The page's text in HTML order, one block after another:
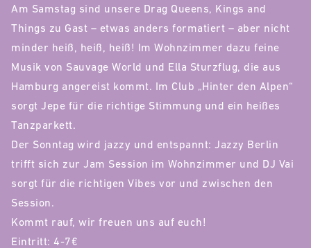
Am Samstag sind unsere Drag Queens, Kings and
Things zu Gast – etwas anders formatiert – aber nicht
minder heiß, heiß, heiß! Im Wohnzimmer dazu feine
Musik von Sauvage World und Ella Sturzflug, die aus
Hamburg angereist kommt. Im Club „Hinter den Alpen“
sorgt Jepe für die richtige Stimmung und ein heißes
Tanzparkett.
Der Sonntag wird jazzy und entspannt: Jazzy Berlin
trifft sich zur Jam Session im Wohnzimmer und DJ Vai
sorgt für die richtigen Vibes vor und zwischen den
Session.
Kommt rauf, wir freuen uns auf euch!
Eintritt: 4-7€